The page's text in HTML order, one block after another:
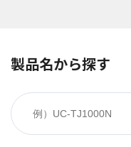
製品名から探す